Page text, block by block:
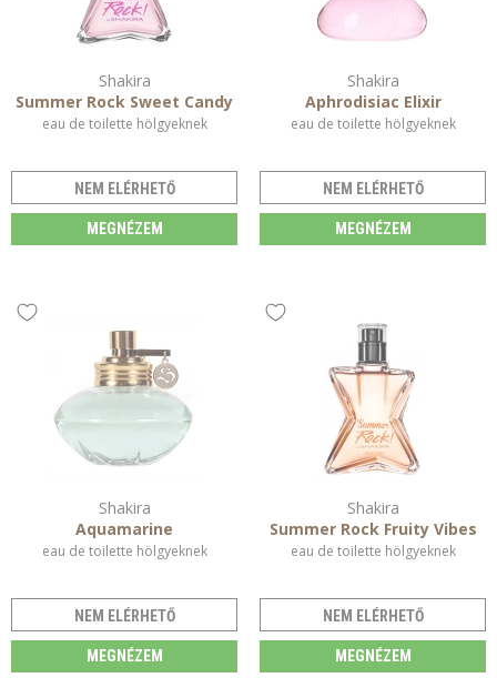
Shakira
Summer Rock Sweet Candy
eau de toilette hölgyeknek
NEM ELÉRHETŐ
MEGNÉZEM
Shakira
Aphrodisiac Elixir
eau de toilette hölgyeknek
NEM ELÉRHETŐ
MEGNÉZEM
Shakira
Aquamarine
eau de toilette hölgyeknek
NEM ELÉRHETŐ
MEGNÉZEM
Shakira
Summer Rock Fruity Vibes
eau de toilette hölgyeknek
NEM ELÉRHETŐ
MEGNÉZEM